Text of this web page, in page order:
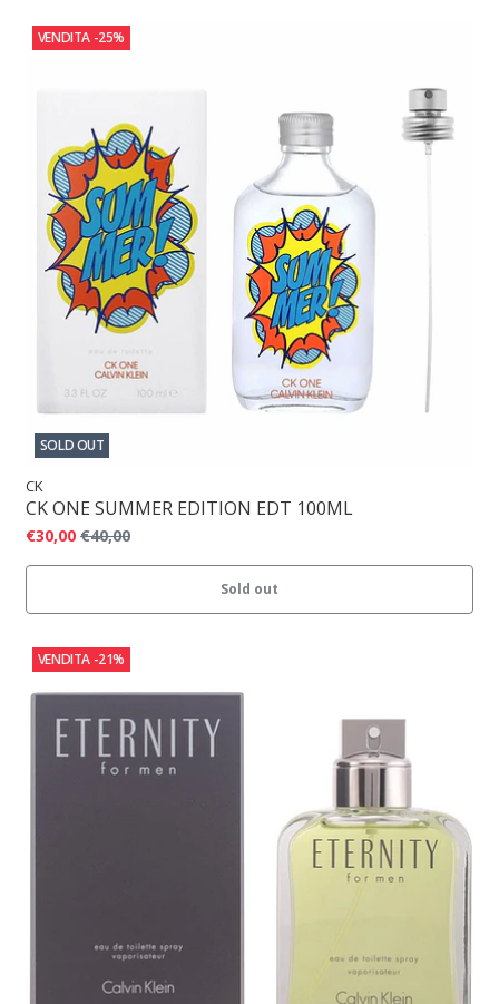
VENDITA -25%
SOLD OUT
CK
CK ONE SUMMER EDITION EDT 100ML
€30,00 €40,00
Sold out
VENDITA -21%